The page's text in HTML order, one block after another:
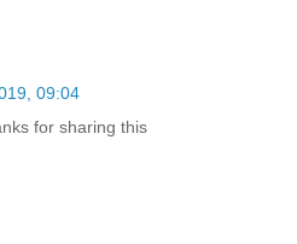
09:04
for sharing this